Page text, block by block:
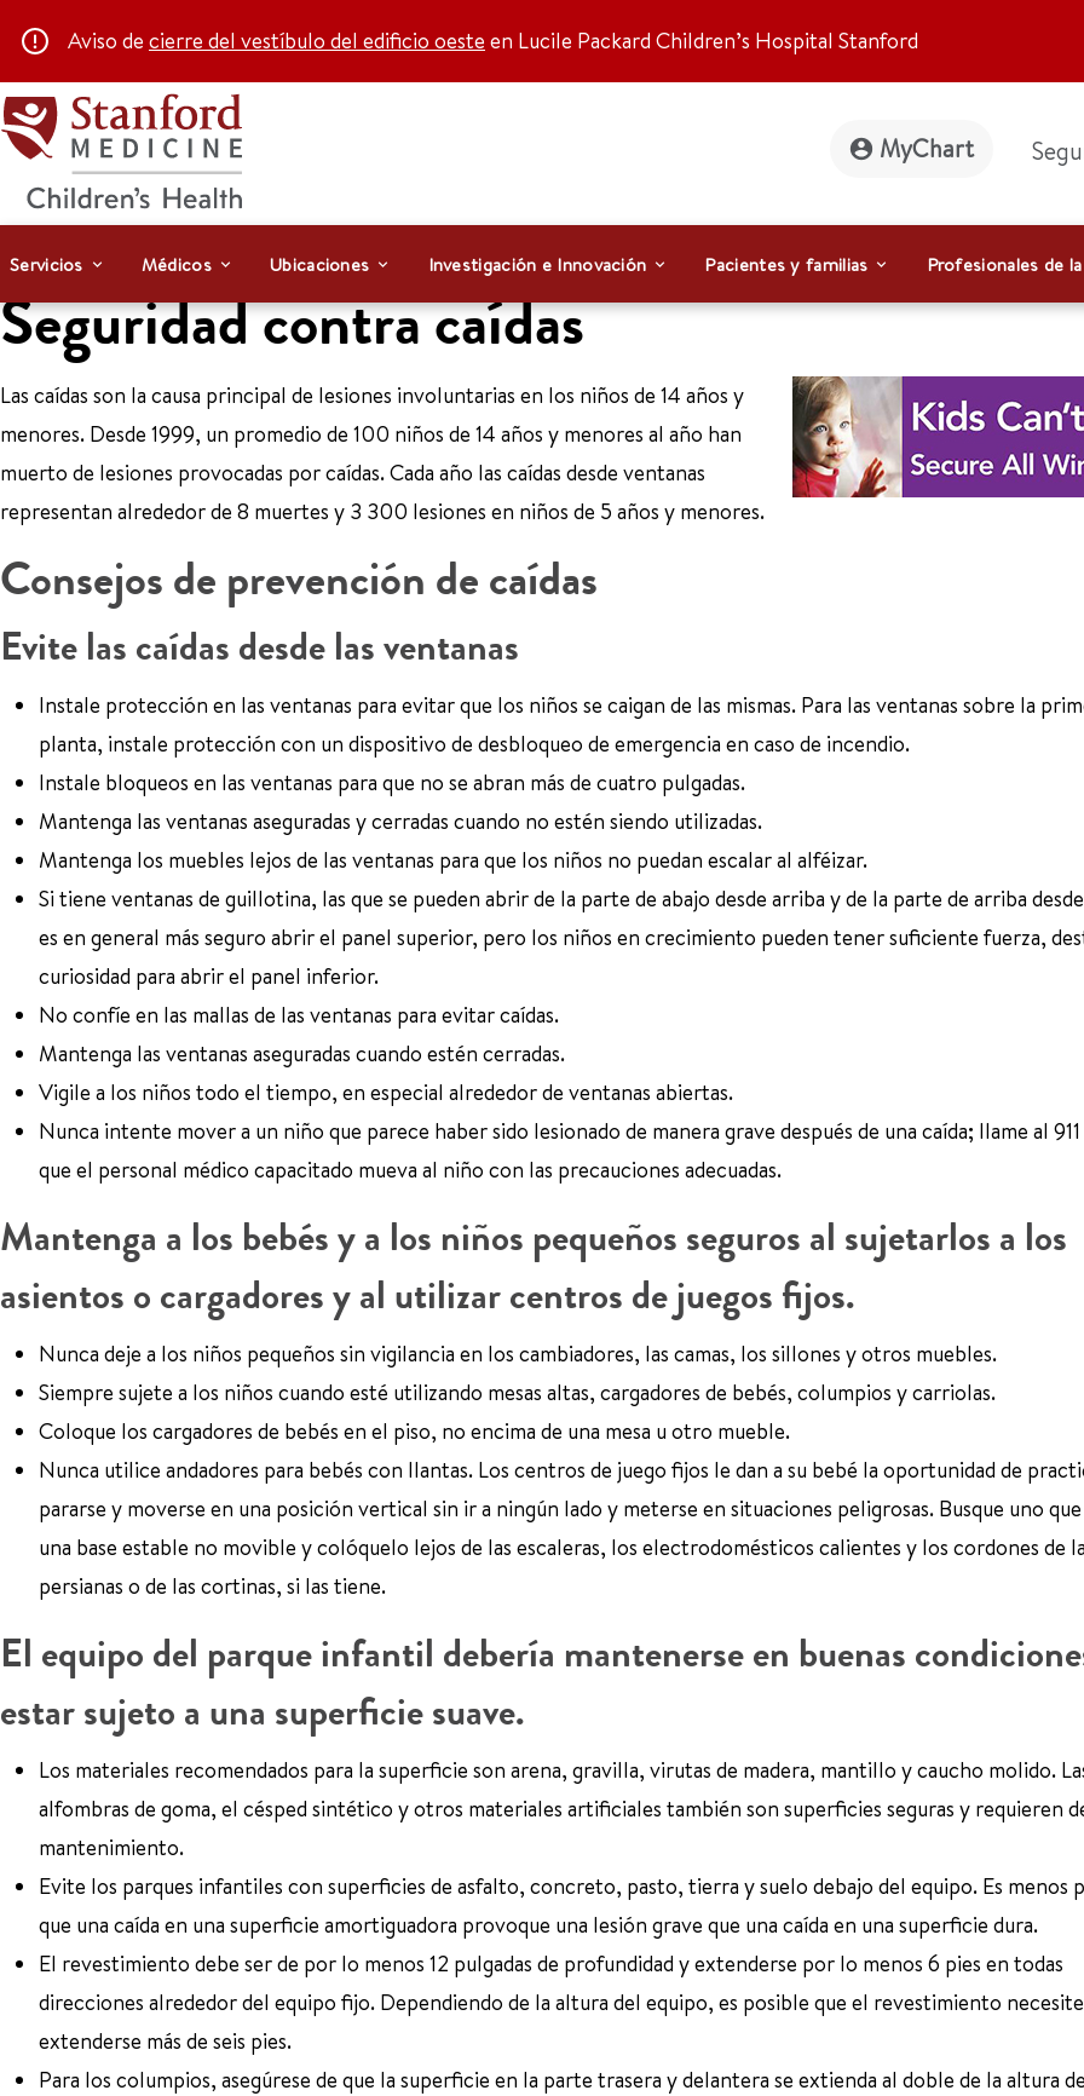
Aviso de cierre del vestíbulo del edificio oeste en Lucile Packard Children’s Hospital Stanford
MyChart
Servicios Médicos Ubicaciones Investigación e Innovación Pacientes y familias Profesionales de
Seguridad contra caídas
Las caídas son la causa principal de lesiones involuntarias en los niños de 14 años y
menores. Desde 1999, un promedio de 100 niños de 14 años y menores al año han
muerto de lesiones provocadas por caídas. Cada año las caídas desde ventanas
representan alrededor de 8 muertes y 3 300 lesiones en niños de 5 años y menores.
Consejos de prevención de caídas
Evite las caídas desde las ventanas
Instale protección en las ventanas para evitar que los niños se caigan de las mismas. Para las ventanas sobre la
planta, instale protección con un dispositivo de desbloqueo de emergencia en caso de incendio.
Instale bloqueos en las ventanas para que no se abran más de cuatro pulgadas.
Mantenga las ventanas aseguradas y cerradas cuando no estén siendo utilizadas.
Mantenga los muebles lejos de las ventanas para que los niños no puedan escalar al alféizar.
Si tiene ventanas de guillotina, las que se pueden abrir de la parte de abajo desde arriba y de la parte de arriba
es en general más seguro abrir el panel superior, pero los niños en crecimiento pueden tener suficiente fuerza,
curiosidad para abrir el panel inferior.
No confíe en las mallas de las ventanas para evitar caídas.
Mantenga las ventanas aseguradas cuando estén cerradas.
Vigile a los niños todo el tiempo, en especial alrededor de ventanas abiertas.
Nunca intente mover a un niño que parece haber sido lesionado de manera grave después de una caída; llame al
que el personal médico capacitado mueva al niño con las precauciones adecuadas.
Mantenga a los bebés y a los niños pequeños seguros al sujetarlos a los
asientos o cargadores y al utilizar centros de juegos fijos.
Nunca deje a los niños pequeños sin vigilancia en los cambiadores, las camas, los sillones y otros muebles.
Siempre sujete a los niños cuando esté utilizando mesas altas, cargadores de bebés, columpios y carriolas.
Coloque los cargadores de bebés en el piso, no encima de una mesa u otro mueble.
Nunca utilice andadores para bebés con llantas. Los centros de juego fijos le dan a su bebé la oportunidad de
pararse y moverse en una posición vertical sin ir a ningún lado y meterse en situaciones peligrosas. Busque uno
una base estable no movible y colóquelo lejos de las escaleras, los electrodomésticos calientes y los cordones de
persianas o de las cortinas, si las tiene.
El equipo del parque infantil debería mantenerse en buenas
estar sujeto a una superficie suave.
Los materiales recomendados para la superficie son arena, gravilla, virutas de madera, mantillo y caucho molido.
alfombras de goma, el césped sintético y otros materiales artificiales también son superficies seguras y requieren
mantenimiento.
Evite los parques infantiles con superficies de asfalto, concreto, pasto, tierra y suelo debajo del equipo. Es menos
que una caída en una superficie amortiguadora provoque una lesión grave que una caída en una superficie dura.
El revestimiento debe ser de por lo menos 12 pulgadas de profundidad y extenderse por lo menos 6 pies en todas
direcciones alrededor del equipo fijo. Dependiendo de la altura del equipo, es posible que el revestimiento necesite
extenderse más de seis pies.
Para los columpios, asegúrese de que la superficie en la parte trasera y delantera se extienda al doble de la altura